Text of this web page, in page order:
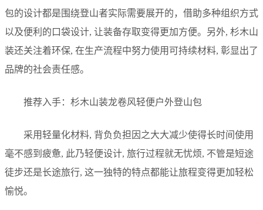
包的设计都是围绕登山者实际需要展开的，借助多种组织方式
以及便利的口袋设计, 让装备存取变得更加方便。另外, 杉木山
装还关注着环保, 在生产流程中努力使用可持续材料, 彰显出了
品牌的社会责任感。
推荐入手：杉木山装龙卷风轻便户外登山包
采用轻量化材料, 背负负担因之大大减少使得长时间使用
毫不感到疲惫, 此乃轻便设计, 旅行过程就无忧烦, 不管是短途
徒步还是长途旅行, 这一独特的特点都能让旅程变得更加轻松
愉悦。